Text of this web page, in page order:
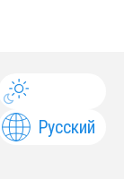
Русский